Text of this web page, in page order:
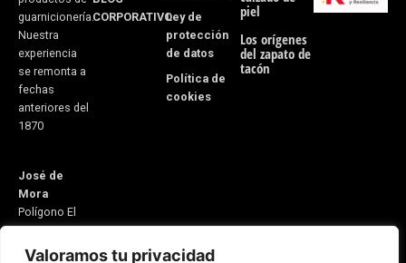
Valoramos tu privacidad
guarnicionería.
Nuestra
experiencia
se remonta a
fechas
anteriores del
1870
José de
Mora
Polígono El
Monete Nave
31
CORPORATIVOLey de
protección
de datos
Política de
cookies
piel
Los orígenes
del zapato de
tacón